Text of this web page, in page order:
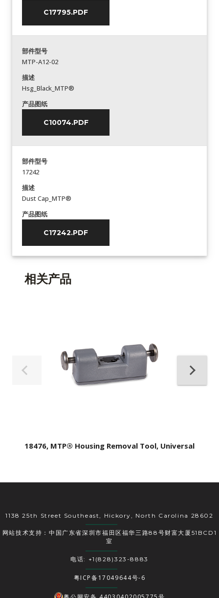
C17795.PDF
部件型号
MTP-A12-02
描述
Hsg_Black_MTP®
产品图纸
C10074.PDF
部件型号
17242
描述
Dust Cap_MTP®
产品图纸
C17242.PDF
相关产品
18476, MTP® Housing Removal Tool, Universal
1138 25th Street Southeast, Hickory, North Carolina 28602
网站技术支持：中国广东省深圳市福田区福华三路88号财富大厦51BCD1
室
电话: +1(828)323-8883
粤ICP备17049644号-6